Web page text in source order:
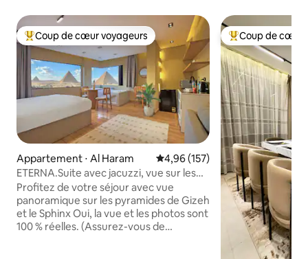
Coups de cœur voyageurs les plus appréciés
Coup de cœur voyageurs
Appartement ⋅ Al Haram Évaluation moyenne sur la
4,96 (157)
ETERNA.Suite avec jacuzzi, vue sur les
pyramides et balcon
Profitez de votre séjour avec vue
panoramique sur les pyramides de Gizeh
et le Sphinx Oui, la vue et les photos sont
100 % réelles. (Assurez-vous de
Coups de cœur
Coup de cœur